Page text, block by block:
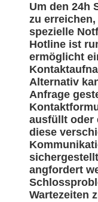
Um den 24h
zu
spezielle
Hotline ist
ermöglicht
Alternativ
Anfrage
ausfüllt oder
diese
angfordert
Wartezeiten